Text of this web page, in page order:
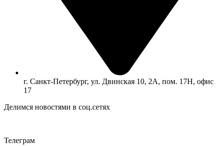
г. Санкт-Петербург, ул. Двинская 10, 2А, пом. 17Н, офис
17
Делимся новостями в соц.сетях
Телеграм